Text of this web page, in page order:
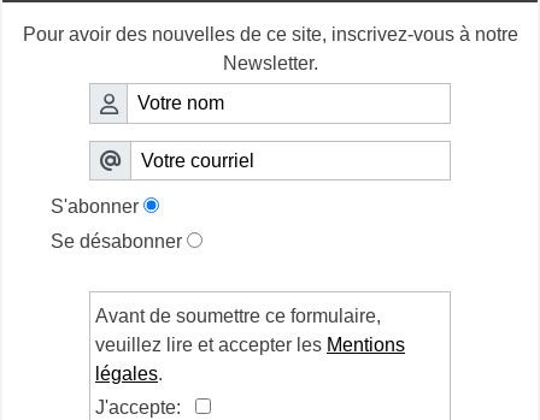
Pour avoir des nouvelles de ce site, inscrivez-vous à notre
Newsletter.
S'abonner
Se désabonner
Avant de soumettre ce formulaire,
veuillez lire et accepter les Mentions
légales.
J'accepte: